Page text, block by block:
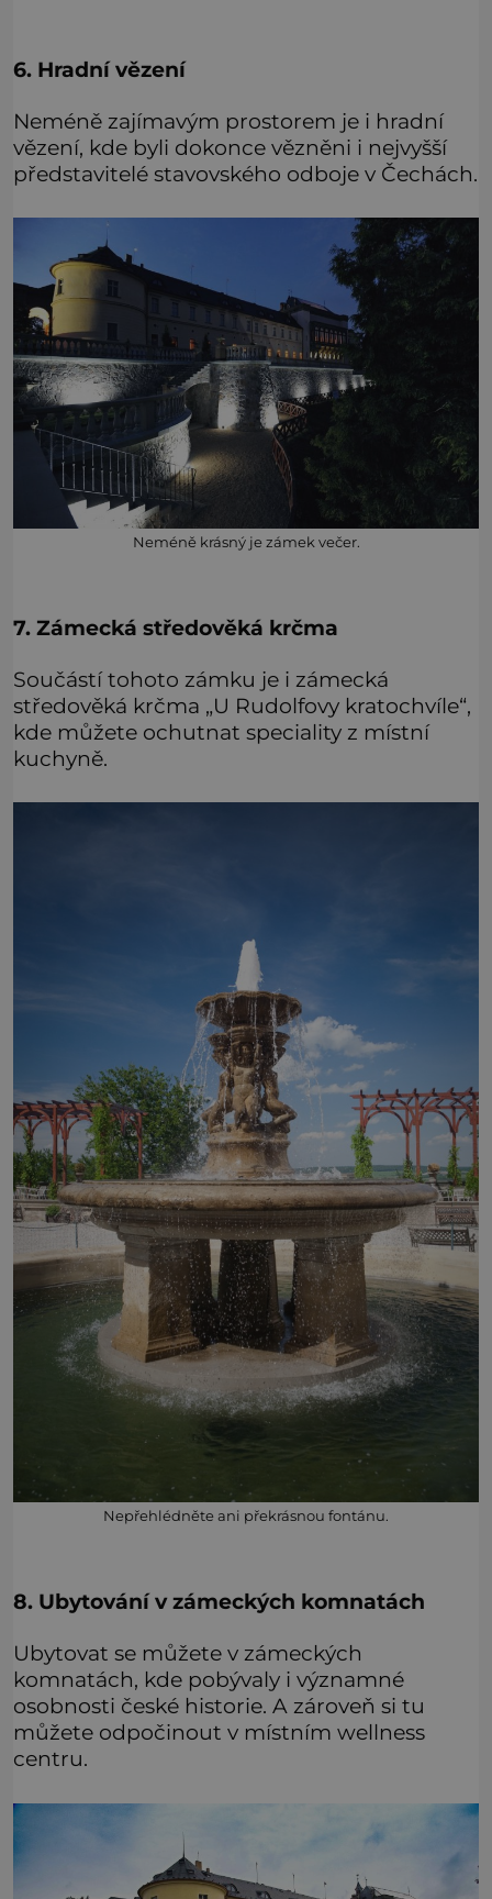
6. Hradní vězení
Neméně zajímavým prostorem je i hradní
vězení, kde byli dokonce vězněni i nejvyšší
představitelé stavovského odboje v Čechách.
Neméně krásný je zámek večer.
7. Zámecká středověká krčma
Součástí tohoto zámku je i zámecká
středověká krčma „U Rudolfovy kratochvíle“,
kde můžete ochutnat speciality z místní
kuchyně.
Nepřehlédněte ani překrásnou fontánu.
8. Ubytování v zámeckých komnatách
Ubytovat se můžete v zámeckých
komnatách, kde pobývaly i významné
osobnosti české historie. A zároveň si tu
můžete odpočinout v místním wellness
centru.